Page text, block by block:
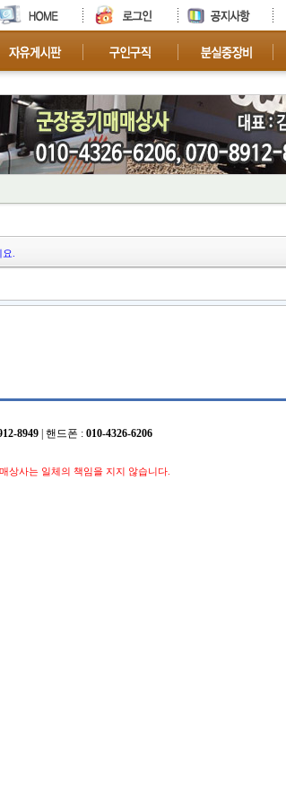
.
8949 | 핸드폰 : 010-4326-6206
상사는 일체의 책임을 지지 않습니다.